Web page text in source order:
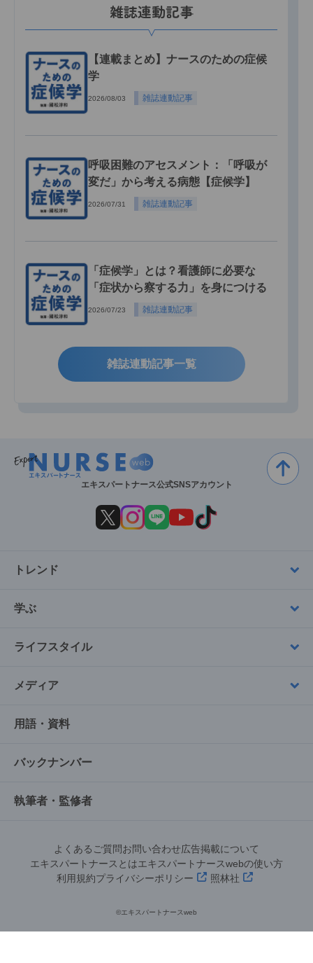
雑誌連動記事
【連載まとめ】ナースのための症候
学
2026/08/03 雑誌連動記事
呼吸困難のアセスメント：「呼吸が
変だ」から考える病態【症候学】
2026/07/31 雑誌連動記事
「症候学」とは？看護師に必要な
「症状から察する力」を身につける
2026/07/23 雑誌連動記事
雑誌連動記事一覧
エキスパートナース公式SNSアカウント
トレンド
学ぶ
ライフスタイル
メディア
用語・資料
バックナンバー
執筆者・監修者
よくあるご質問お問い合わせ広告掲載について
エキスパートナースとはエキスパートナースwebの使い方
利用規約プライバシーポリシー 照林社
©︎エキスパートナースweb